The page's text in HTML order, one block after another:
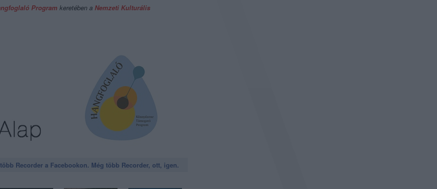
Program keretében a Nemzeti Kulturális
Recorder a Facebookon. Még több Recorder, ott, igen.